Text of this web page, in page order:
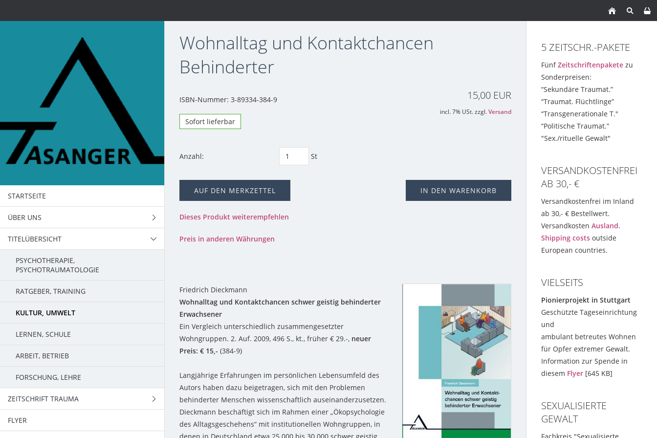
STARTSEITE
ÜBER UNS
TEAM
TITELÜBERSICHT
PSYCHOTHERAPIE,
PSYCHOTRAUMATOLOGIE
RATGEBER, TRAINING
KULTUR, UMWELT
LERNEN, SCHULE
ARBEIT, BETRIEB
FORSCHUNG, LEHRE
ZEITSCHRIFT TRAUMA
PROGRAMM
FLYER
Wohnalltag und Kontaktchancen
Behinderter
ISBN-Nummer: 3-89334-384-9
Sofort lieferbar
15,00 EUR
incl. 7% USt. zzgl. Versand
Anzahl: St
IN DEN WARENKORB
AUF DEN MERKZETTEL
Dieses Produkt weiterempfehlen
Preis in anderen Währungen
Friedrich Dieckmann
Wohnalltag und Kontaktchancen schwer geistig behinderter
Erwachsener
Ein Vergleich unterschiedlich zusammengesetzter
Wohngruppen. 2. Auf. 2009, 496 S., kt., früher € 29.-, neuer
Preis: € 15,- (384-9)
Langjährige Erfahrungen im persönlichen Lebensumfeld des
Autors haben dazu beigetragen, sich mit den Problemen
behinderter Menschen wissenschaftlich auseinanderzusetzen.
Dieckmann beschäftigt sich im Rahmen einer „Ökopsychologie
des Alltagsgeschehens“ mit institutionellen Wohngruppen, in
5 ZEITSCHR.-PAKETE
FünfZeitschriftenpakete zu
Sonderpreisen:
“Sekundäre Traumat.”
“Traumat. Flüchtlinge”
“Transgenerationale T."
“Politische Traumat.”
"Sex./rituelle Gewalt"
VERSANDKOSTENFREI
AB 30,- €
Versandkostenfrei im Inland
ab 30,- € Bestellwert.
Versandkosten Ausland.
Shipping costs outside
European countries.
VIELSEITS
Pionierprojekt in Stuttgart
Geschützte Tageseinrichtung
und
ambulant betreutes Wohnen
für Opfer extremer Gewalt.
Information zur Spende in
diesem Flyer [645 KB]
SEXUALISIERTE
GEWALT